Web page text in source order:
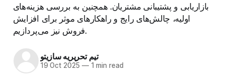
بازاریابی و پشتیبانی مشتریان. همچنین به بررسی هزینه‌های
اولیه، چالش‌های رایج و راهکارهای موثر برای افزایش
فروش نیز می‌پردازیم.
تیم تحریریه سازیتو
19 Oct 2025 —1 min read